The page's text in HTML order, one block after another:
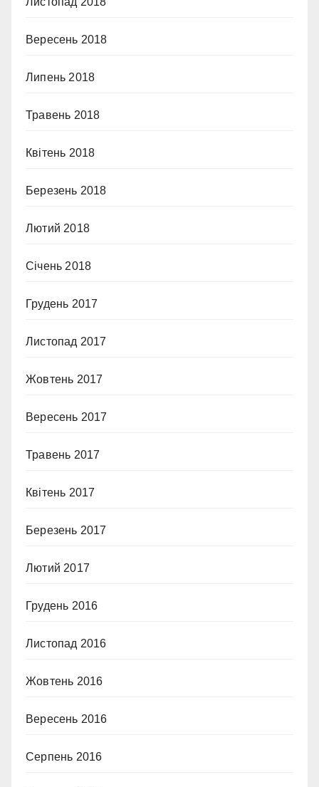
Вересень 2018
Липень 2018
Травень 2018
Квітень 2018
Березень 2018
Лютий 2018
Січень 2018
Грудень 2017
Листопад 2017
Жовтень 2017
Вересень 2017
Травень 2017
Квітень 2017
Березень 2017
Лютий 2017
Грудень 2016
Листопад 2016
Жовтень 2016
Вересень 2016
Серпень 2016